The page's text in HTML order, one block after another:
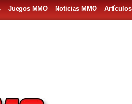
Juegos MMO Noticias MMO Artículos